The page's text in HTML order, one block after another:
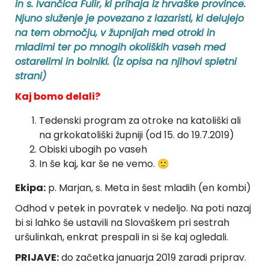
in s. Ivančica Fulir, ki prihaja iz hrvaške province.
Njuno služenje je povezano z lazaristi, ki delujejo
na tem območju, v župnijah med otroki in
mladimi ter po mnogih okoliških vaseh med
ostarelimi in bolniki. (iz opisa na njihovi spletni
strani)
Kaj bomo delali?
Tedenski program za otroke na katoliški ali
na grkokatoliški župniji (od 15. do 19.7.2019)
Obiski ubogih po vaseh
In še kaj, kar še ne vemo. 🙂
Ekipa: p. Marjan, s. Meta in šest mladih (en kombi)
Odhod v petek in povratek v nedeljo. Na poti nazaj
bi si lahko še ustavili na Slovaškem pri sestrah
uršulinkah, enkrat prespali in si še kaj ogledali.
PRIJAVE:do začetka januarja 2019 zaradi priprav.